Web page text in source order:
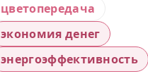
цветопередача
экономия денег
энергоэффективность